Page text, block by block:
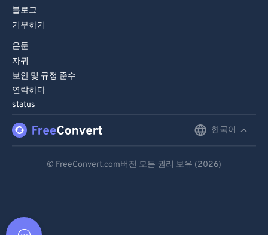
블로그
기부하기
은둔
자귀
보안 및 규정 준수
연락하다
status
한국어
© FreeConvert.com버전 모든 권리 보유 (2026)